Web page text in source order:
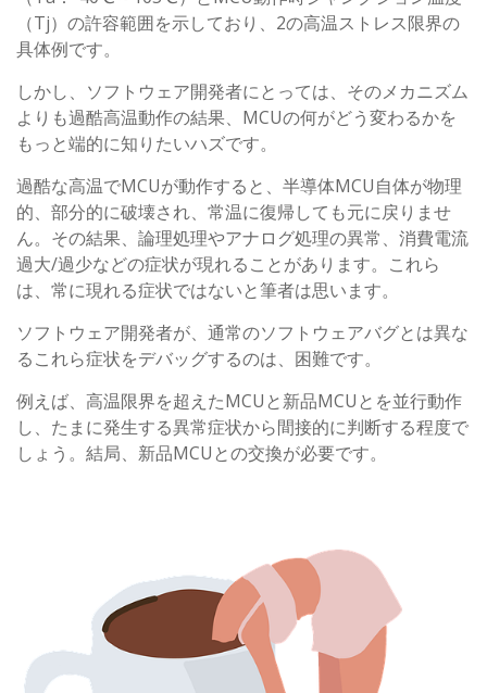
（Tj）の許容範囲を示しており、2の高温ストレス限界の
具体例です。
しかし、ソフトウェア開発者にとっては、そのメカニズム
よりも過酷高温動作の結果、MCUの何がどう変わるかを
もっと端的に知りたいハズです。
過酷な高温でMCUが動作すると、半導体MCU自体が物理
的、部分的に破壊され、常温に復帰しても元に戻りませ
ん。その結果、論理処理やアナログ処理の異常、消費電流
過大/過少などの症状が現れることがあります。これら
は、常に現れる症状ではないと筆者は思います。
ソフトウェア開発者が、通常のソフトウェアバグとは異な
るこれら症状をデバッグするのは、困難です。
例えば、高温限界を超えたMCUと新品MCUとを並行動作
し、たまに発生する異常症状から間接的に判断する程度で
しょう。結局、新品MCUとの交換が必要です。